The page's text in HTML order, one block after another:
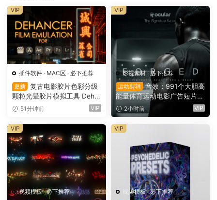
插件软件 · MAC区 · 必下推荐
更新 复古电影胶片色彩分级
颗粒光晕胶片模拟工具 Deha
ncer Pro OFX 达芬奇/FCPX/
Win/Mac破解版（7587）
51分钟前 VIP
VIP
影视素材·必下推荐
运动剪辑 音效：991个大胆高
能量体育运动电影广告短片剪
辑功能拟音音效素材包 Ocula
r Sounds Forged – Cinemati
c Sports SFX（16170）
2小时前 VIP
VIP
视频模板·必下推荐
VIP
视频模板·必下推荐
VIP